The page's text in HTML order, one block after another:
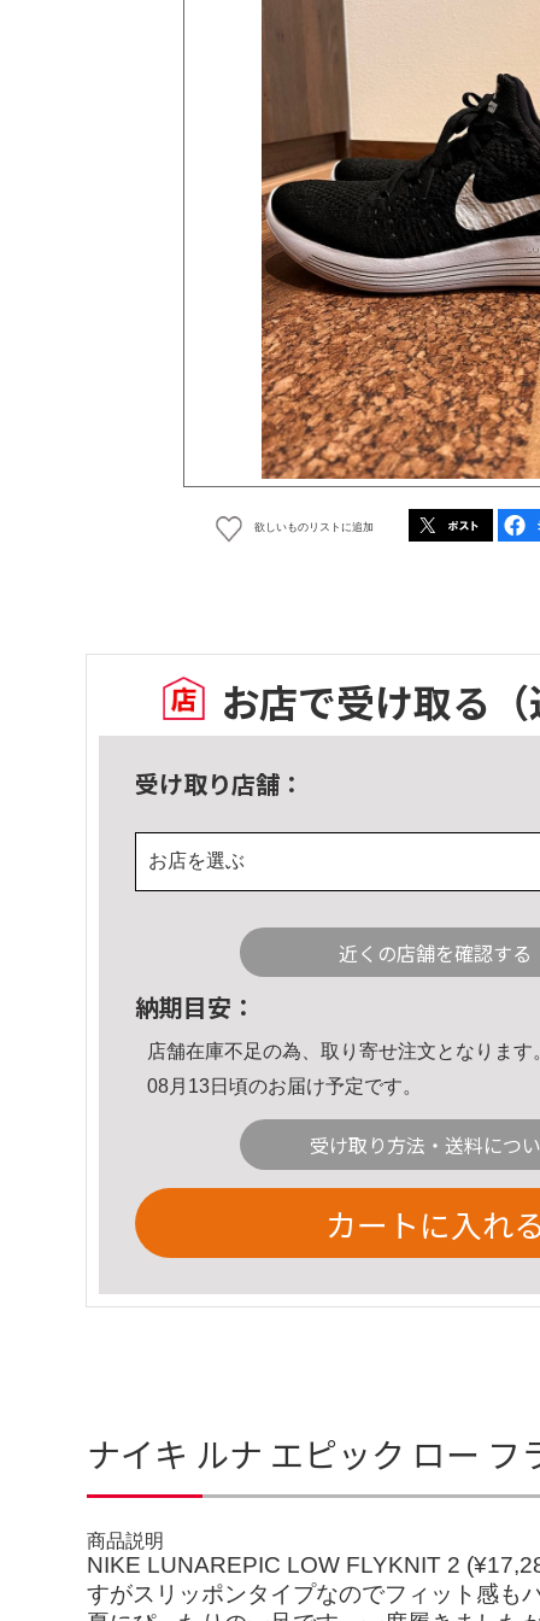
欲しいものリストに追加
お店で受け取る
受け取り店舗：
お店を選ぶ
近くの店舗を確認する
納期目安：
店舗在庫不足の為、取り寄せ注文となります
08月13日頃のお届け予定です。
受け取り方法・送料につ
カートに入れ
ナイキ ルナ エピック ロー
商品説明
NIKE LUNAREPIC LOW FLYKNIT 2
すがスリッポンタイプなのでフィット感も